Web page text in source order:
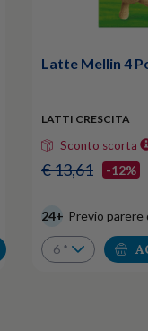
Latte Mellin 4
LATTI CRESCITA
Sconto scorta
€ 13,61 -12%
24+ Previo parere